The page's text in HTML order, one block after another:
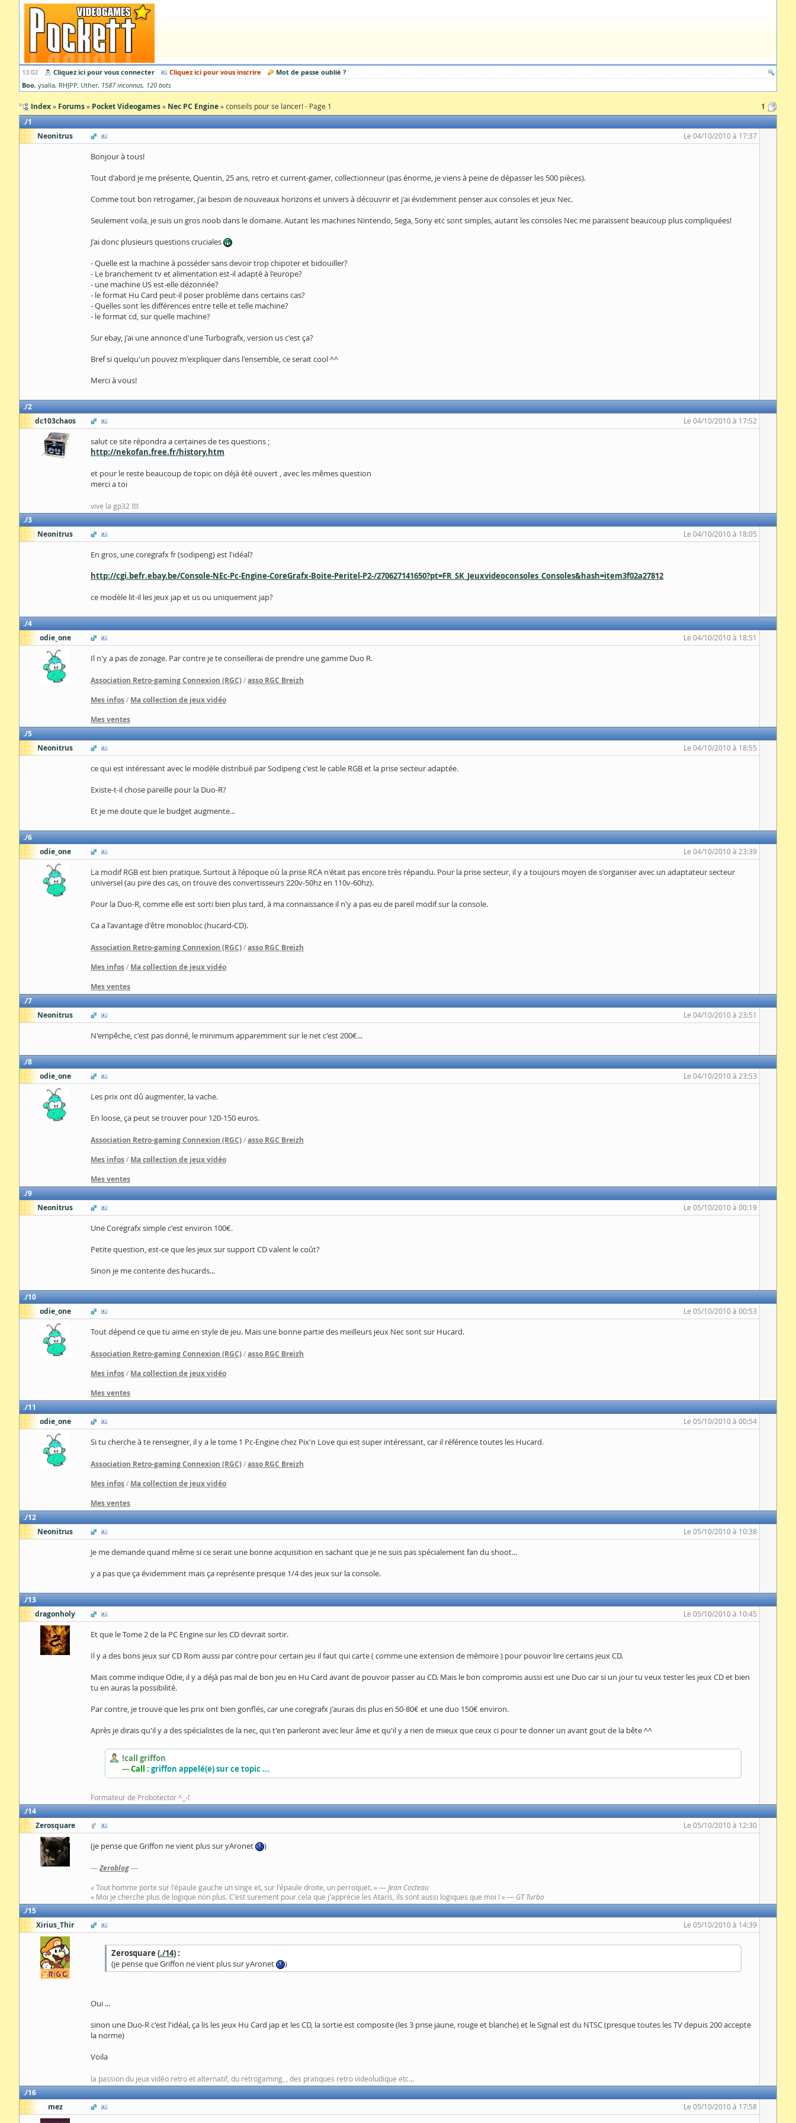
13:02 Cliquez ici pour vous connecter Cliquez ici pour vous inscrire
Mot de passe oublié ?
Boo ysalla RHJPP Uther 1587 inconnus 120 bots
Index Forums Pocket Videogames Nec PC Engine conseils pour se lancer! - Page 1
1
1
Neonitrus
Le 04/10/2010 à 17:37
Bonjour à tous!
Tout d'abord je me présente, Quentin, 25 ans, retro et current-gamer, collectionneur (pas énorme, je viens à peine de dépasser les 500 pièces).
Comme tout bon retrogamer, j'ai besoin de nouveaux horizons et univers à découvrir et j'ai évidemment penser aux consoles et jeux Nec.
Seulement voila, je suis un gros noob dans le domaine. Autant les machines Nintendo, Sega, Sony etc sont simples, autant les consoles Nec me paraissent beaucoup plus compliquées!
J'ai donc plusieurs questions cruciales
- Quelle est la machine à posséder sans devoir trop chipoter et bidouiller?
- Le branchement tv et alimentation est-il adapté à l'europe?
- une machine US est-elle dézonnée?
- le format Hu Card peut-il poser problème dans certains cas?
- Quelles sont les différences entre telle et telle machine?
- le format cd, sur quelle machine?
Sur ebay, j'ai une annonce d'une Turbografx, version us c'est ça?
Bref si quelqu'un pouvez m'expliquer dans l'ensemble, ce serait cool ^^
Merci à vous!
2
dc103chaos
Le 04/10/2010 à 17:52
salut ce site répondra a certaines de tes questions ;
http://nekofan.free.fr/history.htm
et pour le reste beaucoup de topic on déjà été ouvert , avec les mêmes question
merci a toi
vive la gp32 !!!!
3
Neonitrus
Le 04/10/2010 à 18:05
En gros, une coregrafx fr (sodipeng) est l'idéal?
http://cgi.befr.ebay.be/Console-NEc-Pc-Engine-CoreGrafx-Boite-Peritel-P2-/270627141650?pt=FR_SK_Jeuxvideoconsoles_Consoles&hash=item3f02a27812
ce modèle lit-il les jeux jap et us ou uniquement jap?
4
odie_one
Le 04/10/2010 à 18:51
Il n'y a pas de zonage. Par contre je te conseillerai de prendre une gamme Duo R.
Association Retro-gaming Connexion (RGC)/asso RGC Breizh
Mes infos/ Ma collection de jeux vidéo
Mes ventes
5
Neonitrus
Le 04/10/2010 à 18:55
ce qui est intéressant avec le modèle distribué par Sodipeng c'est le cable RGB et la prise secteur adaptée.
Existe-t-il chose pareille pour la Duo-R?
Et je me doute que le budget augmente...
6
odie_one
Le 04/10/2010 à 23:39
La modif RGB est bien pratique. Surtout à l'époque où la prise RCA n'était pas encore très répandu. Pour la prise secteur, il y a toujours moyen de s'organiser avec un adaptateur secteur
universel (au pire des cas, on trouve des convertisseurs 220v-50hz en 110v-60hz).
Pour la Duo-R, comme elle est sorti bien plus tard, à ma connaissance il n'y a pas eu de pareil modif sur la console.
Ca a l'avantage d'être monobloc (hucard-CD).
Association Retro-gaming Connexion (RGC)/asso RGC Breizh
Mes infos/ Ma collection de jeux vidéo
Mes ventes
7
Neonitrus
Le 04/10/2010 à 23:51
N'empêche, c'est pas donné, le minimum apparemment sur le net c'est 200€...
8
odie_one
Le 04/10/2010 à 23:53
Les prix ont dû augmenter, la vache.
En loose, ça peut se trouver pour 120-150 euros.
Association Retro-gaming Connexion (RGC)/asso RGC Breizh
Mes infos/ Ma collection de jeux vidéo
Mes ventes
9
Neonitrus
Le 05/10/2010 à 00:19
Une Coregrafx simple c'est environ 100€.
Petite question, est-ce que les jeux sur support CD valent le coût?
Sinon je me contente des hucards...
10
odie_one
Le 05/10/2010 à 00:53
Tout dépend ce que tu aime en style de jeu. Mais une bonne partie des meilleurs jeux Nec sont sur Hucard.
Association Retro-gaming Connexion (RGC)/asso RGC Breizh
Mes infos/ Ma collection de jeux vidéo
Mes ventes
11
odie_one
Le 05/10/2010 à 00:54
Si tu cherche à te renseigner, il y a le tome 1 Pc-Engine chez Pix'n Love qui est super intéressant, car il référence toutes les Hucard.
Association Retro-gaming Connexion (RGC)/asso RGC Breizh
Mes infos/ Ma collection de jeux vidéo
Mes ventes
12
Neonitrus
Le 05/10/2010 à 10:38
Je me demande quand même si ce serait une bonne acquisition en sachant que je ne suis pas spécialement fan du shoot...
y a pas que ça évidemment mais ça représente presque 1/4 des jeux sur la console.
13
dragonholy
Le 05/10/2010 à 10:45
Et que le Tome 2 de la PC Engine sur les CD devrait sortir.
Il y a des bons jeux sur CD Rom aussi par contre pour certain jeu il faut qui carte ( comme une extension de mémoire ) pour pouvoir lire certains jeux CD.
Mais comme indique Odie, il y a déjà pas mal de bon jeu en Hu Card avant de pouvoir passer au CD. Mais le bon compromis aussi est une Duo car si un jour tu veux tester les jeux CD et bien
tu en auras la possibilité.
Par contre, je trouve que les prix ont bien gonflés, car une coregrafx j'aurais dis plus en 50-80€ et une duo 150€ environ.
Après je dirais qu'il y a des spécialistes de la nec, qui t'en parleront avec leur âme et qu'il y a rien de mieux que ceux ci pour te donner un avant gout de la bête ^^
!call griffon
---Call : griffon appelé(e) sur ce topic ...
Formateur de Probotector ^_-!
14
Zerosquare
Le 05/10/2010 à 12:30
(je pense que Griffon ne vient plus sur yAronet )
—Zeroblog—
« Tout homme porte sur l'épaule gauche un singe et, sur l'épaule droite, un perroquet. » — Jean Cocteau
« Moi je cherche plus de logique non plus. C'est surement pour cela que j'apprécie les Ataris, ils sont aussi logiques que moi ! » — GT Turbo
15
Xirius_Thir
Le 05/10/2010 à 14:39
Zerosquare (./14) :
(je pense que Griffon ne vient plus sur yAronet
)
Oui ...
sinon une Duo-R c'est l'idéal, ça lis les jeux Hu Card jap et les CD, la sortie est composite (les 3 prise jaune, rouge et blanche) et le Signal est du NTSC (presque toutes les TV depuis 200 accepte
la norme)
Voila
la passion du jeux vidéo retro et alternatif, du retrogaming, , des pratiques retro videoludique etc...
16
mez
Le 05/10/2010 à 17:58